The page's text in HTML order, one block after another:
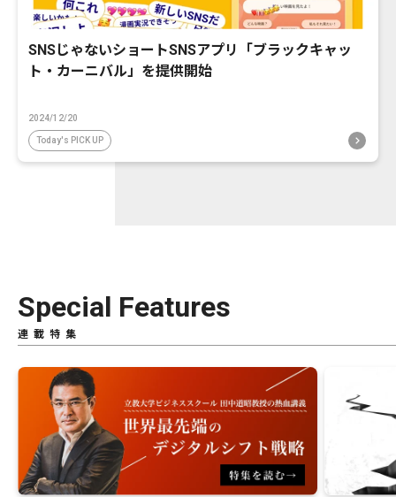
SNSじゃないショートSNSアプリ「ブラックキャッ
ト・カーニバル」を提供開始
2024/12/20
Today's PICK UP
Special Features
連載特集